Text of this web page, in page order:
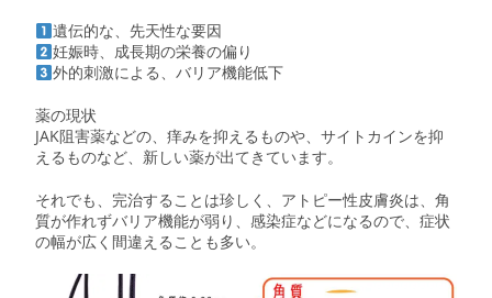
遺伝的な、先天性な要因
妊娠時、成長期の栄養の偏り
外的刺激による、バリア機能低下
薬の現状
JAK阻害薬などの、痒みを抑えるものや、サイトカインを抑
えるものなど、新しい薬が出てきています。
それでも、完治することは珍しく、アトピー性皮膚炎は、角
質が作れずバリア機能が弱り、感染症などになるので、症状
の幅が広く間違えることも多い。